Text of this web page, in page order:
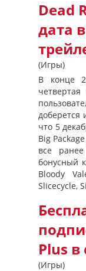
Dead
дата
(Игры)
В конце
доберется
что 5
Big
все
бонусный
Bloody
Slicecycle,
Plus в
(Игры)